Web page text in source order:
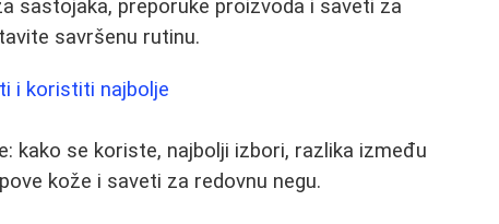
sastojaka, preporuke proizvoda i saveti za
savršenu rutinu.
i koristiti najbolje
kako se koriste, najbolji izbori, razlika između
kože i saveti za redovnu negu.